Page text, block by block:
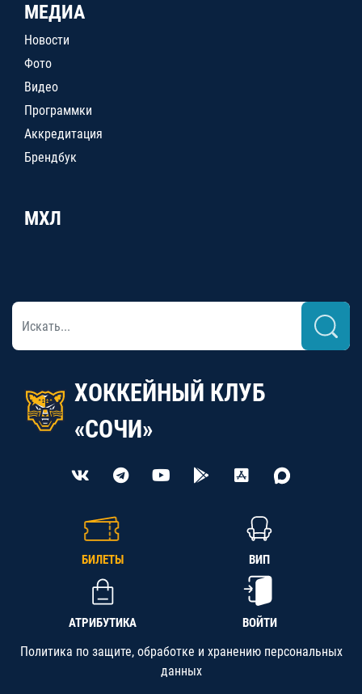
МЕДИА
Новости
Фото
Видео
Программки
Аккредитация
Брендбук
МХЛ
ХОККЕЙНЫЙ КЛУБ
«СОЧИ»
БИЛЕТЫ ВИП
АТРИБУТИКА ВОЙТИ
Политика по защите, обработке и хранению персональных
данных